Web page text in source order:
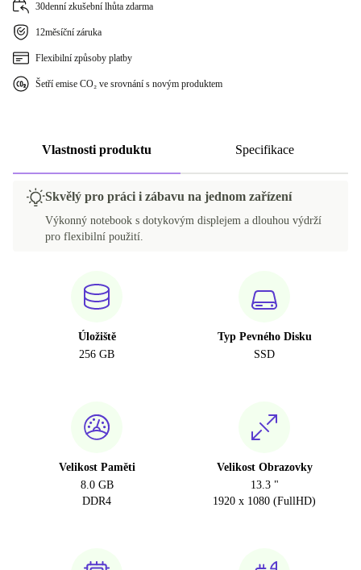
UK (angličtina)
30denní zkušební lhůta zdarma
12měsíční záruka
Flexibilní způsoby platby
Šetří emise CO₂ ve srovnání s novým produktem
Vlastnosti produktu Specifikace
Skvělý pro práci i zábavu na jednom zařízení
Výkonný notebook s dotykovým displejem a dlouhou výdrží
pro flexibilní použití.
Úložiště
256 GB
Typ Pevného Disku
SSD
Velikost Paměti
8.0 GB
DDR4
Velikost Obrazovky
13.3 "
1920 x 1080 (FullHD)